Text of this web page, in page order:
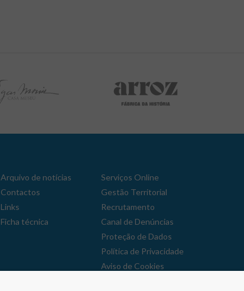
Arquivo de notícias
Contactos
Links
Ficha técnica
Serviços Online
Gestão Territorial
Recrutamento
Canal de Denúncias
Proteção de Dados
Política de Privacidade
Aviso de Cookies